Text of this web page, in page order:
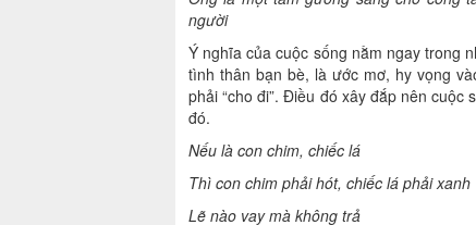
người
Ý nghĩa của cuộc sống nằm ngay trong
tình thân bạn bè, là ước mơ, hy vọng
phải “cho đi”. Điều đó xây đắp nên
đó.
Nếu là con chim, chiếc lá
Thì con chim phải hót, chiếc lá phải xanh
Lẽ nào vay mà không trả